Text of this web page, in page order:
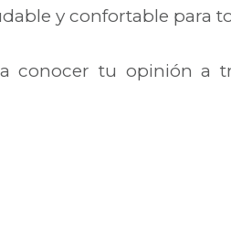
y confortable para
conocer tu opinión a